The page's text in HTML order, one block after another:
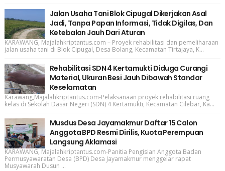
Jalan Usaha Tani Blok Cipugal Dikerjakan Asal
Jadi, Tanpa Papan Informasi, Tidak Digilas, Dan
Ketebalan Jauh Dari Aturan
KARAWANG, Majalahkriptantus.com – Proyek rehabilitasi dan pemeliharaan
jalan usaha tani di Blok Cipugal, Desa Bolang, Kecamatan Tirtajaya, K...
Rehabilitasi SDN 4 Kertamukti Diduga Curangi
Material, Ukuran Besi Jauh Dibawah Standar
Keselamatan
Karawang,Majalahkriptantus.com-Pelaksanaan proyek rehabilitasi ruang
kelas di Sekolah Dasar Negeri (SDN) 4 Kertamukti, Kecamatan Cilebar, Ka...
Musdus Desa Jayamakmur Daftar 15 Calon
Anggota BPD Resmi Dirilis, Kuota Perempuan
Langsung Aklamasi
KARAWANG, Majalahkriptantus.com-Panitia Pengisian Anggota Badan
Permusyawaratan Desa (BPD) Desa Jayamakmur menggelar rapat
Musyawarah Dusun ...